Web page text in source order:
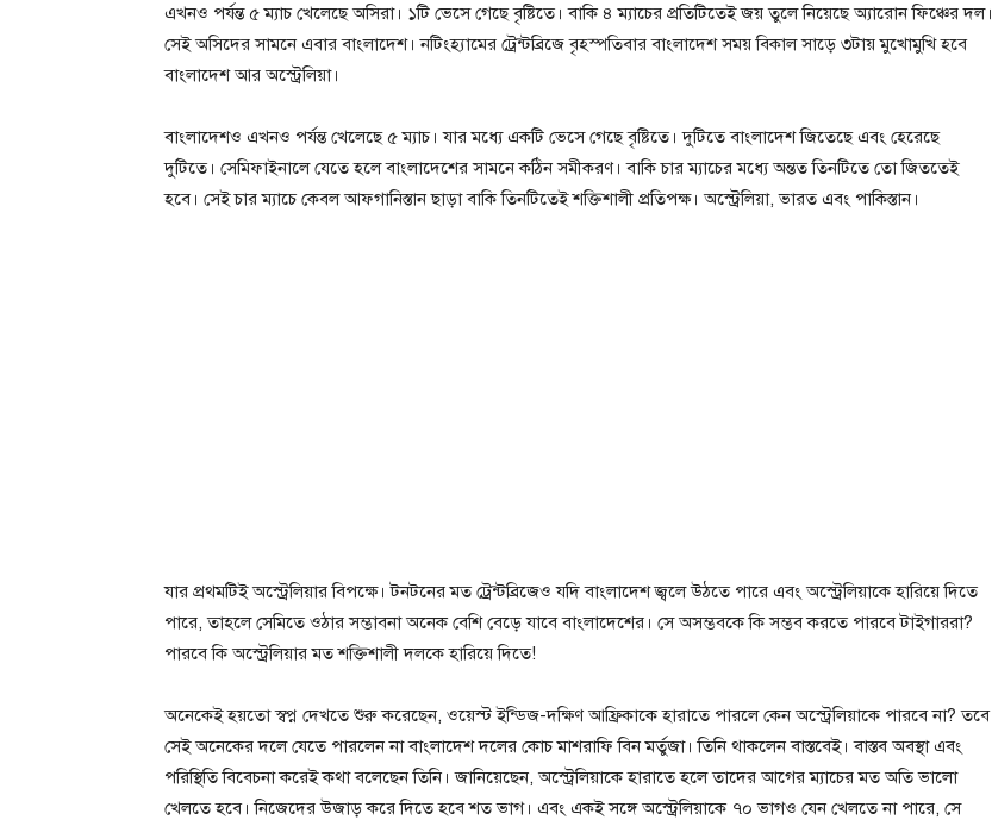
এখনও পর্যন্ত ৫ ম্যাচ খেলেছে অসিরা। ১টি ভেসে গেছে বৃষ্টিতে। বাকি ৪ ম্যাচের প্রতিটিতেই জয় তুলে নিয়েছে অ্যারোন ফিঞ্চের দল।
সেই অসিদের সামনে এবার বাংলাদেশ। নটিংহ্যামের ট্রেন্টব্রিজে বৃহস্পতিবার বাংলাদেশ সময় বিকাল সাড়ে ৩টায় মুখোমুখি হবে
বাংলাদেশ আর অস্ট্রেলিয়া।
বাংলাদেশও এখনও পর্যন্ত খেলেছে ৫ ম্যাচ। যার মধ্যে একটি ভেসে গেছে বৃষ্টিতে। দুটিতে বাংলাদেশ জিতেছে এবং হেরেছে
দুটিতে। সেমিফাইনালে যেতে হলে বাংলাদেশের সামনে কঠিন সমীকরণ। বাকি চার ম্যাচের মধ্যে অন্তত তিনটিতে তো জিততেই
হবে। সেই চার ম্যাচে কেবল আফগানিস্তান ছাড়া বাকি তিনটিতেই শক্তিশালী প্রতিপক্ষ। অস্ট্রেলিয়া, ভারত এবং পাকিস্তান।
যার প্রথমটিই অস্ট্রেলিয়ার বিপক্ষে। টনটনের মত ট্রেন্টব্রিজেও যদি বাংলাদেশ জ্বলে উঠতে পারে এবং অস্ট্রেলিয়াকে হারিয়ে দিতে
পারে, তাহলে সেমিতে ওঠার সম্ভাবনা অনেক বেশি বেড়ে যাবে বাংলাদেশের। সে অসম্ভবকে কি সম্ভব করতে পারবে টাইগাররা?
পারবে কি অস্ট্রেলিয়ার মত শক্তিশালী দলকে হারিয়ে দিতে!
অনেকেই হয়তো স্বপ্ন দেখতে শুরু করেছেন, ওয়েস্ট ইন্ডিজ-দক্ষিণ আফ্রিকাকে হারাতে পারলে কেন অস্ট্রেলিয়াকে পারবে না? তবে
সেই অনেকের দলে যেতে পারলেন না বাংলাদেশ দলের কোচ মাশরাফি বিন মর্তুজা। তিনি থাকলেন বাস্তবেই। বাস্তব অবস্থা এবং
পরিস্থিতি বিবেচনা করেই কথা বলেছেন তিনি। জানিয়েছেন, অস্ট্রেলিয়াকে হারাতে হলে তাদের আগের ম্যাচের মত অতি ভালো
খেলতে হবে। নিজেদের উজাড় করে দিতে হবে শত ভাগ। এবং একই সঙ্গে অস্ট্রেলিয়াকে ৭০ ভাগও যেন খেলতে না পারে, সে